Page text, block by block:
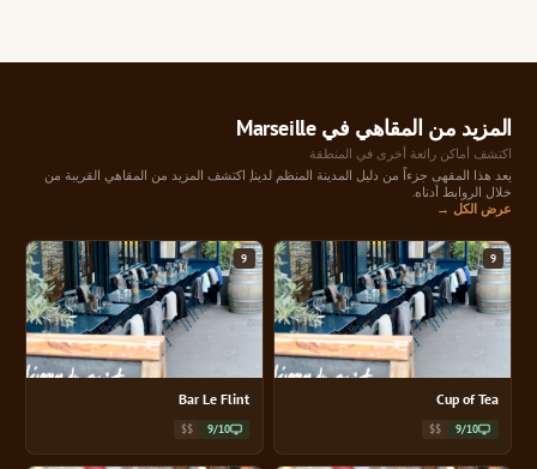
المزيد من المقاهي في Marseille
اكتشف أماكن رائعة أخرى في المنطقة
يعد هذا المقهى جزءاً من دليل المدينة المنظم لدينا, اكتشف المزيد من المقاهي القريبة من
خلال الروابط أدناه.
عرض الكل →
9
Cup of Tea
9/10
$$
9
Bar Le Flint
9/10
$$